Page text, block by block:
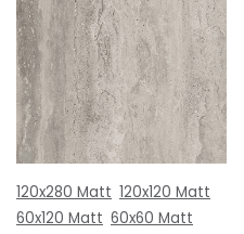
120x280 Matt 120x120 Matt
60x120 Matt 60x60 Matt